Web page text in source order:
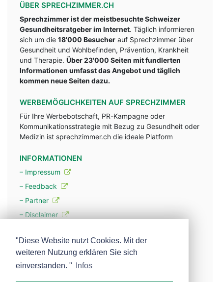
ÜBER SPRECHZIMMER.CH
Sprechzimmer ist der meistbesuchte Schweizer
Gesundheitsratgeber im Internet. Täglich informieren
sich um die 18'000 Besucher auf Sprechzimmer über
Gesundheit und Wohlbefinden, Prävention, Krankheit
und Therapie. Über 23'000 Seiten mit fundlerten
Informationen umfasst das Angebot und täglich
kommen neue Seiten dazu.
WERBEMÖGLICHKEITEN AUF SPRECHZIMMER
Für Ihre Werbebotschaft, PR-Kampagne oder
Kommunikationsstrategie mit Bezug zu Gesundheit oder
Medizin ist sprechzimmer.ch die ideale Platform
INFORMATIONEN
– Impressum
– Feedback
– Partner
– Disclaimer
– Werbung
– Mehr über unsere Experten
"Diese Website nutzt Cookies. Mit der
weiteren Nutzung erklären Sie sich
einverstanden. "
Infos